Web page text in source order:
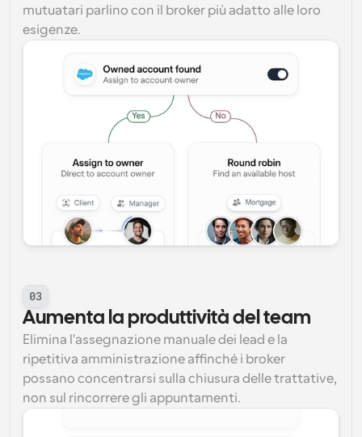
mutuatari parlino con il broker più adatto alle loro
esigenze.
03
Aumenta la produttività del team
Elimina l'assegnazione manuale dei lead e la
ripetitiva amministrazione affinché i broker
possano concentrarsi sulla chiusura delle trattative,
non sul rincorrere gli appuntamenti.